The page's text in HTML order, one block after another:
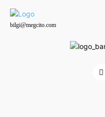
bilgi@megcito.com